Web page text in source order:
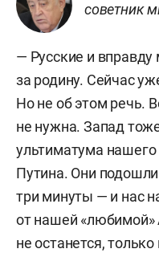
советник
— Русские и вправду
за родину. Сейчас
Но не об этом речь.
не нужна. Запад
ультиматума
Путина. Они
три минуты — и нас
от нашей «любимой»
не останется,